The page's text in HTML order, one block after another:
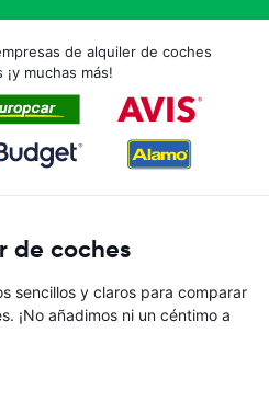
de alquiler de coches
¡y muchas más!
de coches
sencillos y claros para comparar
¡No añadimos ni un céntimo a